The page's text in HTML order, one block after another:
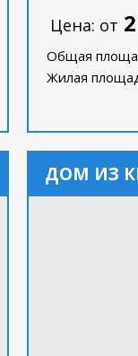
Цена: от
Общая
Жилая
ДОМ ИЗ